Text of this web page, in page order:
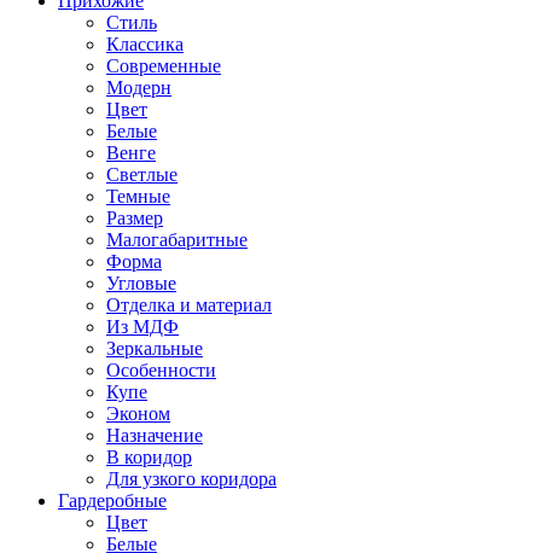
Стиль
Классика
Современные
Модерн
Цвет
Белые
Венге
Светлые
Темные
Размер
Малогабаритные
Форма
Угловые
Отделка и материал
Из МДФ
Зеркальные
Особенности
Купе
Эконом
Назначение
В коридор
Для узкого коридора
Гардеробные
Цвет
Белые